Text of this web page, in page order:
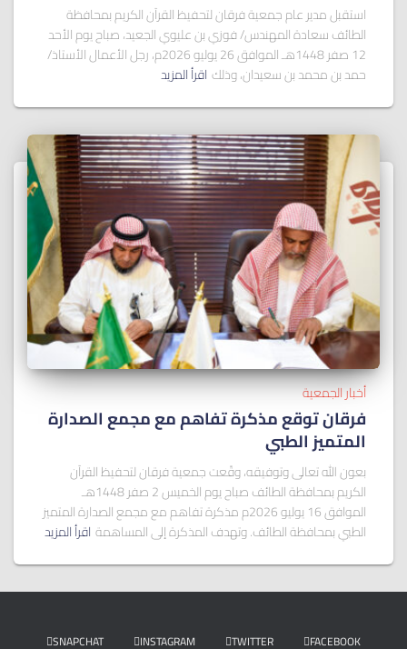
استقبل مدير عام جمعية فرقان لتحفيظ القرآن الكريم بمحافظة
الطائف سعادة المهندس/ فوزي بن عليوي الجعيد، صباح يوم الأحد
12 صفر 1448هـ الموافق 26 يوليو 2026م، رجل الأعمال الأستاذ/
حمد بن محمد بن سعيدان، وذلك اقرأ المزيد
أخبار الجمعية
فرقان توقع مذكرة تفاهم مع مجمع الصدارة
المتميز الطبي
بعون الله تعالى وتوفيقه، وقّعت جمعية فرقان لتحفيظ القرآن
الكريم بمحافظة الطائف صباح يوم الخميس 2 صفر 1448هـ
الموافق 16 يوليو 2026م مذكرة تفاهم مع مجمع الصدارة المتميز
الطبي بمحافظة الطائف. وتهدف المذكرة إلى المساهمة اقرأ المزيد
FACEBOOK
TWITTER
INSTAGRAM
SNAPCHAT